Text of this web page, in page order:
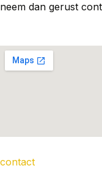
neem dan gerust
contact